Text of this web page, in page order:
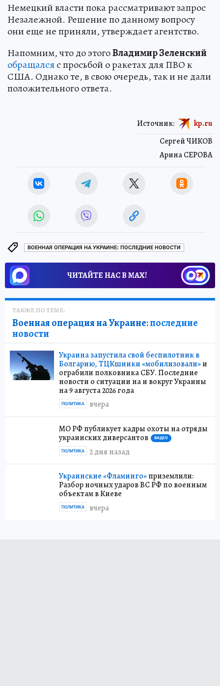
Немецкий власти пока рассматривают запрос
Незалежной. Решение по данному вопросу
они еще не приняли, утверждает агентство.
Напомним, что до этогоВладимир Зеленский
обращалсяс просьбой о ракетах для ПВО к
США. Однако те, в свою очередь, так и не дали
положительного ответа.
Сергей ЧИКОВ
Арина СЕРОВА
Источник: kp.ru
ВОЕННАЯ ОПЕРАЦИЯ НА УКРАИНЕ: ПОСЛЕДНИЕ НОВОСТИ
ЧИТАЙТЕ НАС В МАХ!
ТАКЖЕ ПО ТЕМЕ:
Военная операция на Украине:последние
новости
Украина запустила свой беспилотник в
Болгарию, ТЦКшники «мобилизовали»и
ограбили полковника СБУ. Последние
новости о ситуации на и вокруг Украины
на 9 августа 2026 года
вчера
ПОЛИТИКА
МО РФ публикует кадры охоты на отряды
украинских диверсантов
ВИДЕО
2 дня назад
ПОЛИТИКА
Украинские «Фламинго»приземлили:
Разбор ночных ударов ВС РФ по военным
объектам в Киеве
вчера
ПОЛИТИКА